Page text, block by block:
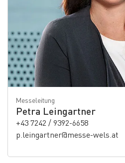
Messeleitung
Petra Leingartner
+43 7242 / 9392-6658
p.leingartner@messe-wels.at